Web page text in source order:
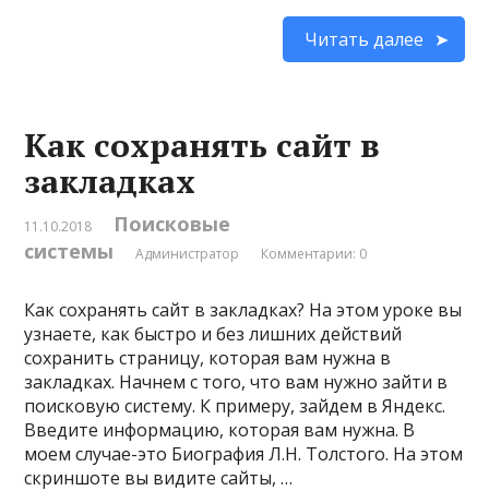
Читать далее
Как сохранять сайт в
закладках
11.10.2018
Поисковые
системы
Администратор Комментарии: 0
Как сохранять сайт в закладках? На этом уроке вы
узнаете, как быстро и без лишних действий
сохранить страницу, которая вам нужна в
закладках. Начнем с того, что вам нужно зайти в
поисковую систему. К примеру, зайдем в Яндекс.
Введите информацию, которая вам нужна. В
моем случае-это Биография Л.Н. Толстого. На этом
скриншоте вы видите сайты, …